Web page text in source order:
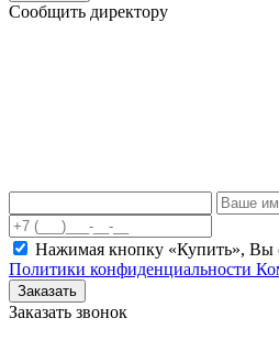
Сообщить директору
Нажимая кнопку «Купить», Вы
Политики конфиденциальности
Заказать
Заказать звонок